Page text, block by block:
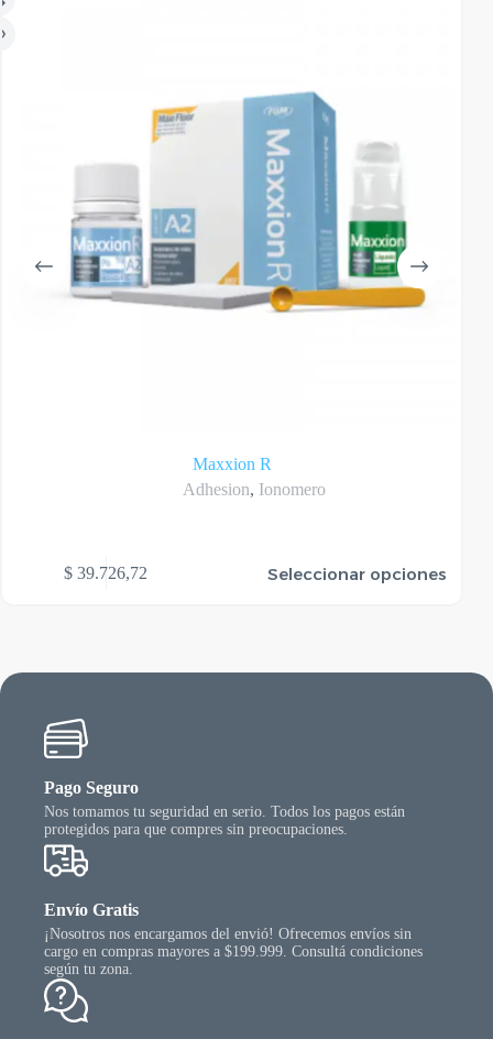
Maxxion R
Adhesion, Ionomero
$ 39.726,72 Seleccionar opciones
Pago Seguro
Nos tomamos tu seguridad en serio. Todos los pagos están
protegidos para que compres sin preocupaciones.
Envío Gratis
¡Nosotros nos encargamos del envió! Ofrecemos envíos sin
cargo en compras mayores a $199.999. Consultá condiciones
según tu zona.